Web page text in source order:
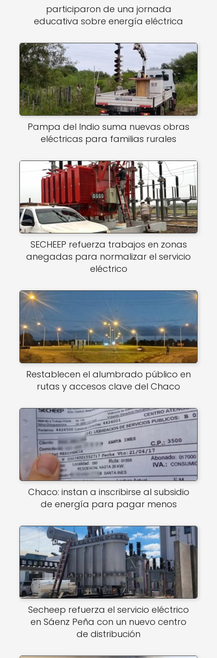
participaron de una jornada
educativa sobre energía eléctrica
Pampa del Indio suma nuevas obras
eléctricas para familias rurales
SECHEEP refuerza trabajos en zonas
anegadas para normalizar el servicio
eléctrico
Restablecen el alumbrado público en
rutas y accesos clave del Chaco
Chaco: instan a inscribirse al subsidio
de energía para pagar menos
Secheep refuerza el servicio eléctrico
en Sáenz Peña con un nuevo centro
de distribución